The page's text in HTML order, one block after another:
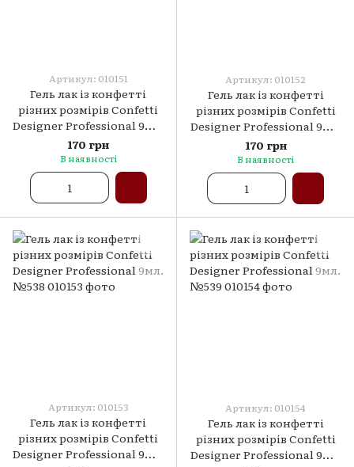
Артикул: 010151
Гель лак із конфетті
різних розмірів Confetti
Designer Professional 9мл.
№536
170 грн
В наявності
Артикул: 010152
Гель лак із конфетті
різних розмірів Confetti
Designer Professional 9мл.
№537
170 грн
В наявності
Артикул: 010153
Гель лак із конфетті
різних розмірів Confetti
Designer Professional 9мл.
Артикул: 010154
Гель лак із конфетті
різних розмірів Confetti
Designer Professional 9мл.